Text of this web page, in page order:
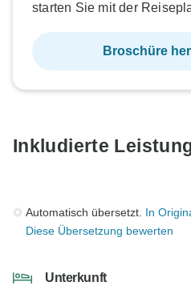
starten Sie mit der
Broschüre
Inkludierte
Automatisch übersetzt. In
Diese Übersetzung bewerten
Unterkunft